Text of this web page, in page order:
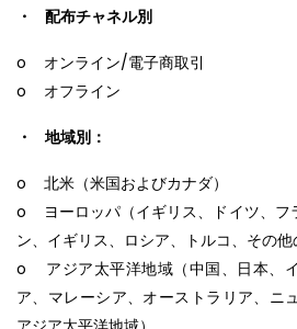
・ 配布チャネル別
o オンライン/電子商取引
o オフライン
・ 地域別：
o 北米（米国およびカナダ）
o ヨーロッパ（イギリス、ドイツ、フ
ン、イギリス、ロシア、トルコ、その他
o アジア太平洋地域（中国、日本、
ア、マレーシア、オーストラリア、ニ